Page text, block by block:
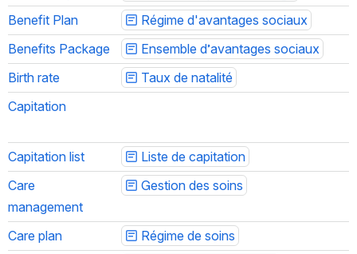
Benefit Plan
Régime d'avantages sociaux
Benefits Package
Ensemble d’avantages sociaux
Birth rate
Taux de natalité
Capitation
Capitation list
Liste de capitation
Care
management
Gestion des soins
Care plan
Régime de soins